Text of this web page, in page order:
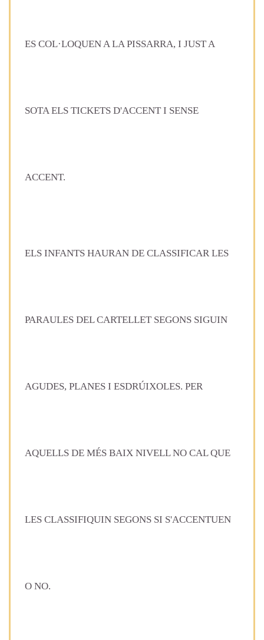
ES COL·LOQUEN A LA PISSARRA, I JUST A
SOTA ELS TICKETS D'ACCENT I SENSE
ACCENT.
ELS INFANTS HAURAN DE CLASSIFICAR LES
PARAULES DEL CARTELLET SEGONS SIGUIN
AGUDES, PLANES I ESDRÚIXOLES. PER
AQUELLS DE MÉS BAIX NIVELL NO CAL QUE
LES CLASSIFIQUIN SEGONS SI S'ACCENTUEN
O NO.